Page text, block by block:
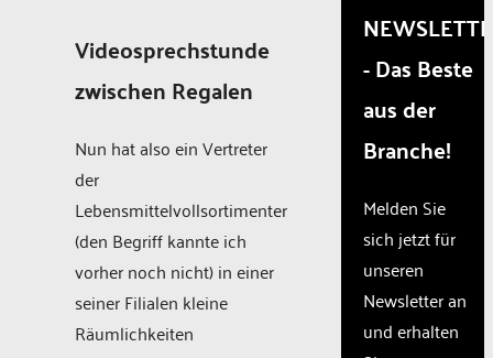
Videosprechstunde
zwischen Regalen
Nun hat also ein Vertreter
der
Lebensmittelvollsortimenter
(den Begriff kannte ich
vorher noch nicht) in einer
seiner Filialen kleine
Räumlichkeiten
that
are
not
disclosed
to the
The
owner
needs
to
setup
the
site
with
- Das Beste
aus der
Branche!
Melden Sie
sich jetzt für
unseren
Newsletter an
und erhalten